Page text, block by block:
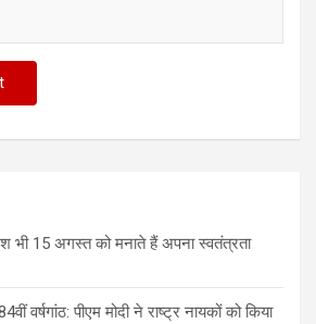
भी 15 अगस्त को मनाते हैं अपना स्वतंत्रता
वर्षगांठ: पीएम मोदी ने राष्ट्र नायकों को किया